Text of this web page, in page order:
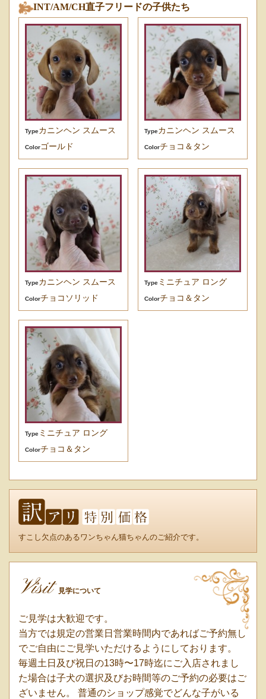
INT/AM/CH直子フリードの子供たち
Typeカニンヘン スムース
Colorゴールド
Typeカニンヘン スムース
Colorチョコ＆タン
Typeカニンヘン スムース
Colorチョコソリッド
Typeミニチュア ロング
Colorチョコ＆タン
Type ミニチュア ロング
Colorチョコ＆タン
すこし欠点のあるワンちゃん猫ちゃんのご紹介です。
Visit 見学について
ご見学は大歓迎です。
当方では規定の営業日営業時間内であればご予約無し
でご自由にご見学いただけるようにしております。
毎週土日及び祝日の13時〜17時迄にご入店されまし
た場合は子犬の選択及びお時間等のご予約の必要はご
ざいません。 普通のショップ感覚でどんな子がいる